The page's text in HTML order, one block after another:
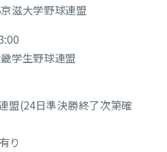
滋大学野球連盟
学生野球連盟
(24日準決勝終了次第確
り